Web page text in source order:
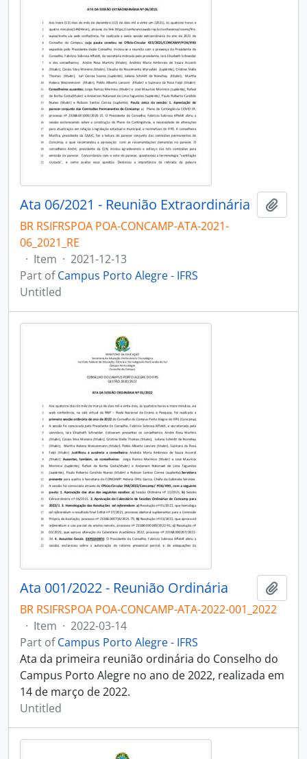
Ata 06/2021 - Reunião Extraordinária
BR RSIFRSPOA POA-CONCAMP-ATA-2021-
06_2021_RE
· Item · 2021-12-13
Part ofCampus Porto Alegre - IFRS
Untitled
Ata 001/2022 - Reunião Ordinária
BR RSIFRSPOA POA-CONCAMP-ATA-2022-001_2022
· Item · 2022-03-14
Part ofCampus Porto Alegre - IFRS
Ata da primeira reunião ordinária do Conselho do
Campus Porto Alegre no ano de 2022, realizada em
14 de março de 2022.
Untitled